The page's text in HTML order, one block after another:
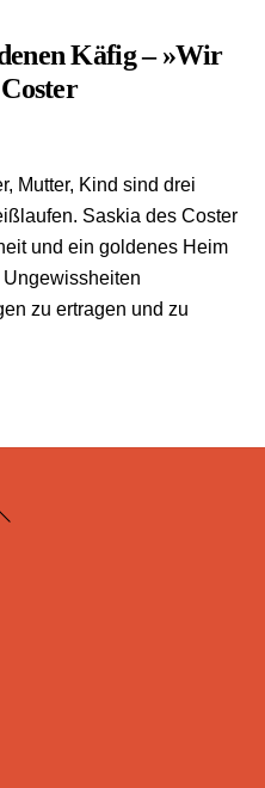
Käfig – »Wir
Mutter, Kind sind drei
Saskia des Coster
und ein goldenes Heim
zu ertragen und zu